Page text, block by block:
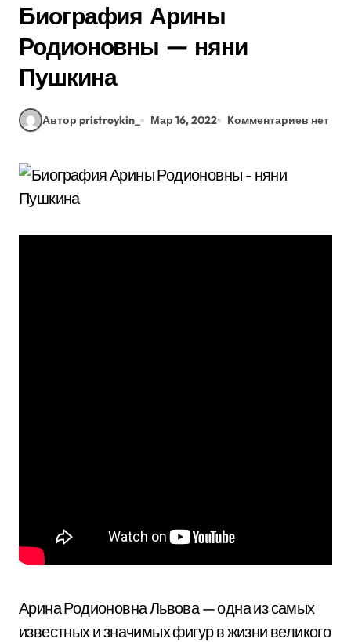
Биография Арины
Родионовны — няни
Пушкина
Автор pristroykin_ Мар 16, 2022 Комментариев нет
Арина Родионовна Львова — одна из самых
известных и значимых фигур в жизни великого